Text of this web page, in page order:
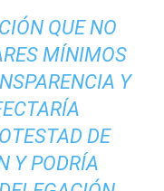
QUE NO
MÍNIMOS
Y
DE
Y PODRÍA